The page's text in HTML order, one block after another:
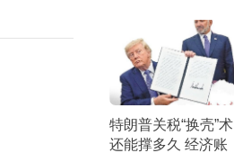
特朗普关税“换壳”术
还能撑多久 经济账